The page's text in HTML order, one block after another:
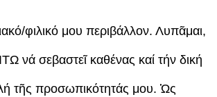
φιλικό μου περιβάλλον. Λυπᾶμαι,
νά σεβαστεῖ καθένας καί τήν δική
τῆς προσωπικότητάς μου. Ὡς